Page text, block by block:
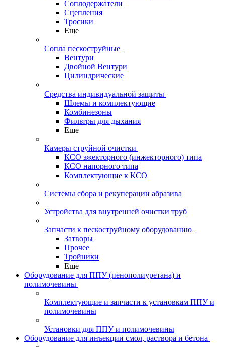
Соплодержатели
Сцепления
Тросики
Еще
Сопла пескоструйные
Вентури
Двойной Вентури
Цилиндрические
Средства индивидуальной защиты
Шлемы и комплектующие
Комбинезоны
Фильтры для дыхания
Еще
Камеры струйной очистки
КСО эжекторного (инжекторного) типа
КСО напорного типа
Комплектующие к КСО
Системы сбора и рекуперации абразива
Устройства для внутренней очистки труб
Запчасти к пескоструйному оборудованию
Затворы
Прочее
Тройники
Еще
Оборудование для ППУ (пенополиуретана) и
полимочевины
Комплектующие и запчасти к установкам ППУ и
полимочевины
Установки для ППУ и полимочевины
Оборудование для инъекции смол, раствора и бетона